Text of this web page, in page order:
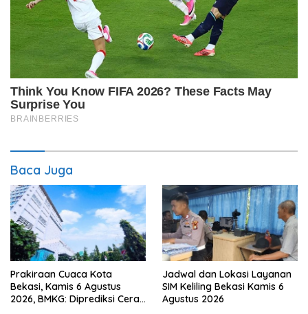
Baca Juga
Prakiraan Cuaca Kota
Bekasi, Kamis 6 Agustus
2026, BMKG: Diprediksi Cerah
Jadwal dan Lokasi Layanan
SIM Keliling Bekasi Kamis 6
Agustus 2026